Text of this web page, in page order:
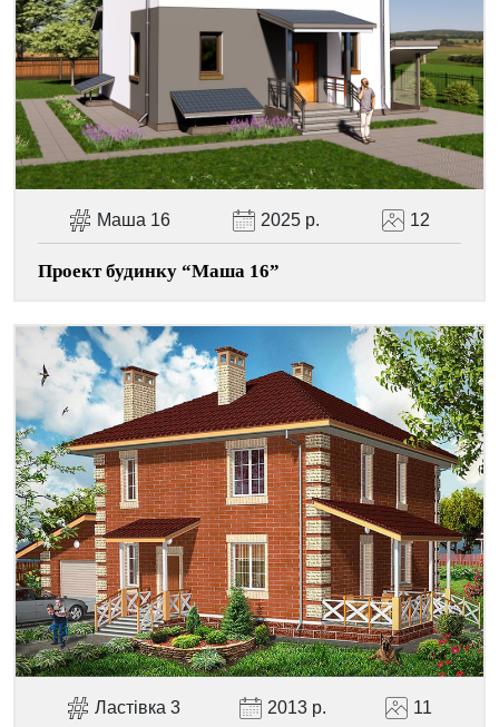
Facebook
Viber TelegramWhatsApp
Pinterest
Маша 16 2025 р. 12
Проект будинку “Маша 16”
Ластівка 3 2013 р. 11